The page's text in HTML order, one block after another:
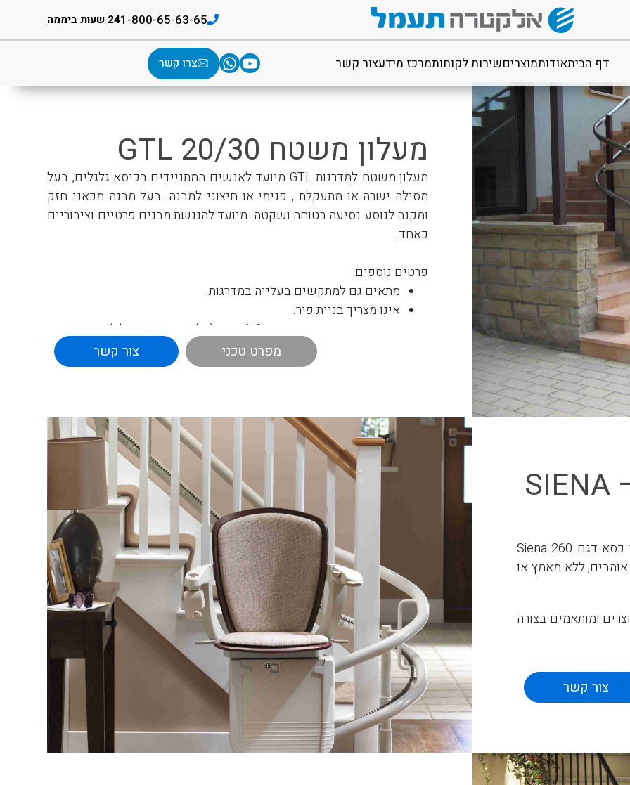
1-800-65-63-6524 שעות ביממה
דף הביתאודותמוצרים
מעליות ביתיות
מעלוני נגישות
מדרגוני כיסא
מעליות שירות ומשא
שירות לקוחותמרכז מידעצור קשר צרו קשר
מעלון משטח GTL 20/30
מעלון משטח למדרגות GTL מיועד לאנשים המתניידים בכיסא גלגלים, בעל
מסילה ישרה או מתעקלת , פנימי או חיצוני למבנה. בעל מבנה מכאני חזק
ומקנה לנוסע נסיעה בטוחה ושקטה. מיועד להנגשת מבנים פרטיים וציבוריים
כאחד.
פרטים נוספים:
מתאים גם למתקשים בעלייה במדרגות.
אינו מצריך בניית פיר.
קל לתפעול, תחזוקה ושירות.
ניתן להתקנה על גרם מדרגות ישר או מתעקל.
בעת החנייה.
התחלת הנסיעה והעצירה רכים והנסיעה חלקה ונעימה.
פעולה מגובה בסוללה.
בעל סף רגיש העוצר בכל מקרה התקלות בעצם כלשהו במהלך
מפרט טכני צור קשר
מדרגון כיסא מתעקל – SIENA
המדרגון המושלם לבית ולסגנון החיים שלכם. מדרגון כסא דגם Siena 260
ללא מאמץ או
ומותאמים בצורה
בקפידה לכל
הבית. הפרופיל הצר
להשתמש במדרגות
צור קשר